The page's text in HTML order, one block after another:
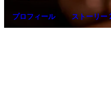
プロフィール ストーリー